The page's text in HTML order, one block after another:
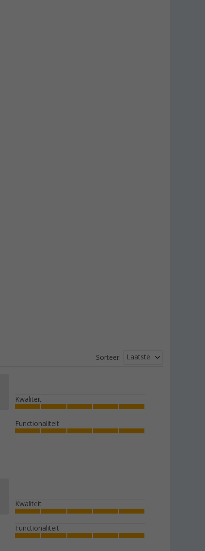
Sorteer: Laatste
Kwaliteit
Functionaliteit
Kwaliteit
Functionaliteit